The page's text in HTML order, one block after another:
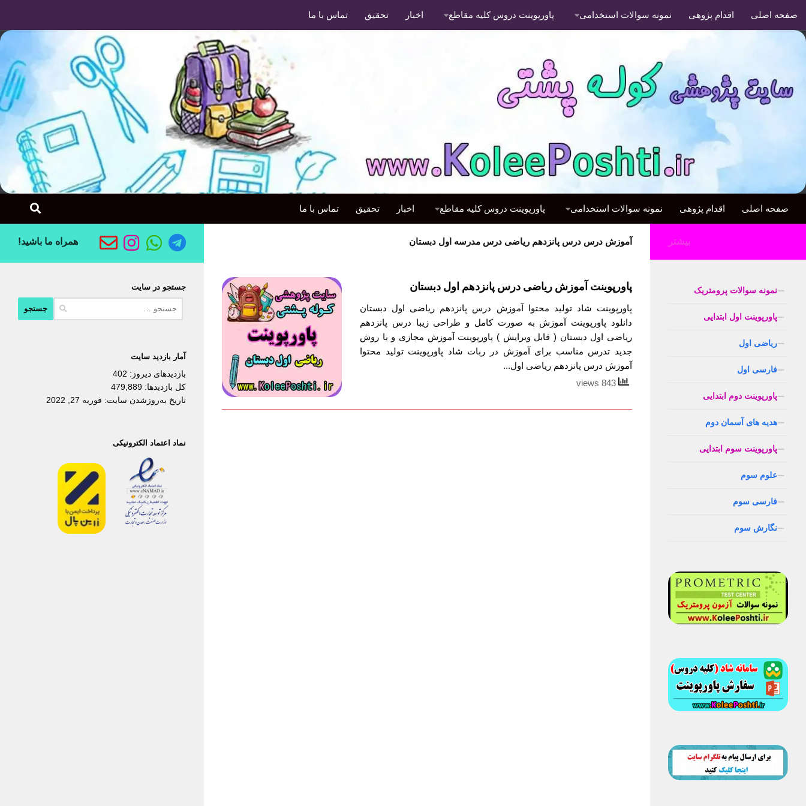
صفحه اصلی اقدام پژوهی نمونه سوالات استخدامی پاورپوینت دروس کلیه مقاطع اخبار تحقیق تماس با ما
صفحه اصلی اقدام پژوهی نمونه سوالات استخدامی پاورپوینت دروس کلیه مقاطع اخبار تحقیق تماس با ما
آموزش درس درس پانزدهم ریاضی درس مدرسه اول دبستان
پاورپوینت آموزش ریاضی درس پانزدهم اول دبستان
پاورپوینت شاد تولید محتوا آموزش درس پانزدهم ریاضی اول دبستان
دانلود پاورپوینت آموزش به صورت کامل و طراحی زیبا درس پانزدهم
ریاضی اول دبستان ( قابل ویرایش ) پاورپوینت آموزش مجازی و با روش
جدید تدرس مناسب برای آموزش در ربات شاد پاورپوینت تولید محتوا
آموزش درس پانزدهم ریاضی اول...
همراه ما باشید!
جستجو در سایت
آمار بازدید سایت
بازدیدهای دیروز: 402
کل بازدیدها: 479,889
تاریخ به‌روزشدن سایت: فوریه 27, 2022
نماد اعتماد الکترونیکی
بیشتر
نمونه سوالات پرومتریک
پاورپوینت اول ابتدایی
ریاضی اول
فارسی اول
پاورپوینت دوم ابتدایی
هدیه های آسمان دوم
پاورپوینت سوم ابتدایی
علوم سوم
فارسی سوم
نگارش سوم